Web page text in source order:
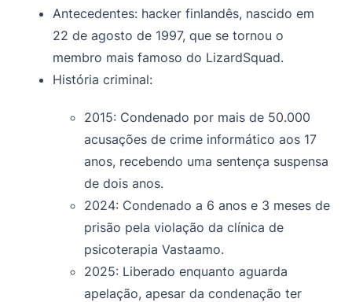
Antecedentes: hacker finlandês, nascido em
22 de agosto de 1997, que se tornou o
membro mais famoso do LizardSquad.
História criminal:
2015: Condenado por mais de 50.000
acusações de crime informático aos 17
anos, recebendo uma sentença suspensa
de dois anos.
2024: Condenado a 6 anos e 3 meses de
prisão pela violação da clínica de
psicoterapia Vastaamo.
2025: Liberado enquanto aguarda
apelação, apesar da condenação ter